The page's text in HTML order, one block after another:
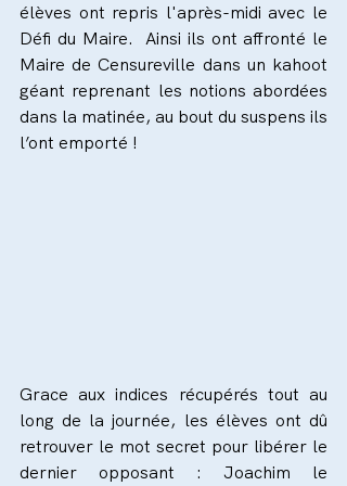
élèves ont repris l'après-midi avec le
Défi du Maire.  Ainsi ils ont affronté le
Maire de Censureville dans un kahoot
géant reprenant les notions abordées
dans la matinée, au bout du suspens ils
l’ont emporté !
Grace aux indices récupérés tout au
long de la journée, les élèves ont dû
retrouver le mot secret pour libérer le
dernier opposant : Joachim le